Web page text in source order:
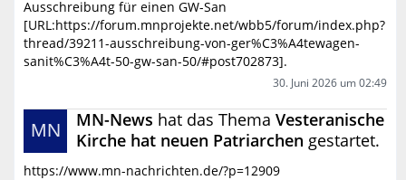
Ausschreibung für einen GW-San
[URL:https://forum.mnprojekte.net/wbb5/forum/index.php?
thread/39211-ausschreibung-von-ger%C3%A4tewagen-
sanit%C3%A4t-50-gw-san-50/#post702873].
30. Juni 2026 um 02:49
MN-News hat das Thema Vesteranische
Kirche hat neuen Patriarchen gestartet.
https://www.mn-nachrichten.de/?p=12909